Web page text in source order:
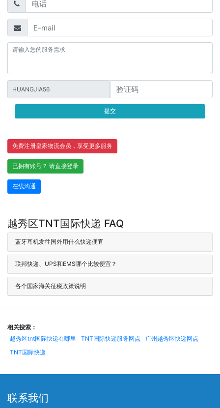
HUANGJIA56
提交
免费注册皇家物流会员，享受更多服务
已拥有账号？ 请直接登录
在线沟通
越秀区TNT国际快递 FAQ
蓝牙耳机发往国外用什么快递便宜
联邦快递、UPS和EMS哪个比较便宜？
各个国家海关征税政策说明
相关搜索：
越秀区tnt国际快递在哪里
TNT国际快递服务网点
广州越秀区快递网点
TNT国际快递
联系我们